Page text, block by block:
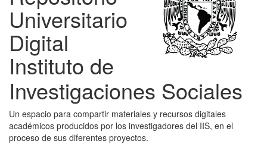
Universitario
Digital
Instituto de
Investigaciones Sociales
Un espacio para compartir materiales y recursos digitales
académicos producidos por los investigadores del IIS, en el
proceso de sus diferentes proyectos.